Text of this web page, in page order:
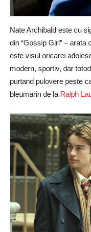
Nate Archibald este cu
din “Gossip Girl” –
este visul oricarei
modern, sportiv, dar
purtand pulovere peste
bleumarin de la Ralph